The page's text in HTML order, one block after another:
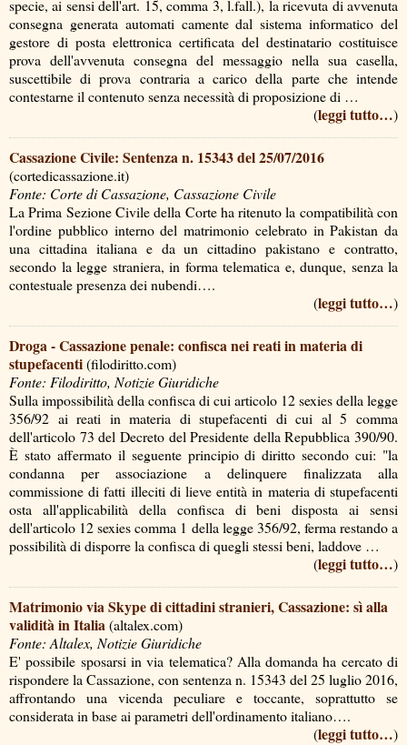
specie, ai sensi dell'art. 15, comma 3, l.fall.), la ricevuta di avvenuta
consegna generata automati camente dal sistema informatico del
gestore di posta elettronica certificata del destinatario costituisce
prova dell'avvenuta consegna del messaggio nella sua casella,
suscettibile di prova contraria a carico della parte che intende
contestarne il contenuto senza necessità di proposizione di …
(leggi tutto…)
Cassazione Civile: Sentenza n. 15343 del 25/07/2016
(cortedicassazione.it)
Fonte: Corte di Cassazione, Cassazione Civile
La Prima Sezione Civile della Corte ha ritenuto la compatibilità con
l'ordine pubblico interno del matrimonio celebrato in Pakistan da
una cittadina italiana e da un cittadino pakistano e contratto,
secondo la legge straniera, in forma telematica e, dunque, senza la
contestuale presenza dei nubendi….
(leggi tutto…)
Droga - Cassazione penale: confisca nei reati in materia di
stupefacenti(filodiritto.com)
Fonte: Filodiritto, Notizie Giuridiche
Sulla impossibilità della confisca di cui articolo 12 sexies della legge
356/92 ai reati in materia di stupefacenti di cui al 5 comma
dell'articolo 73 del Decreto del Presidente della Repubblica 390/90.
È stato affermato il seguente principio di diritto secondo cui: "la
condanna per associazione a delinquere finalizzata alla
commissione di fatti illeciti di lieve entità in materia di stupefacenti
osta all'applicabilità della confisca di beni disposta ai sensi
dell'articolo 12 sexies comma 1 della legge 356/92, ferma restando a
possibilità di disporre la confisca di quegli stessi beni, laddove …
(leggi tutto…)
Matrimonio via Skype di cittadini stranieri, Cassazione: sì alla
validità in Italia(altalex.com)
Fonte: Altalex, Notizie Giuridiche
E' possibile sposarsi in via telematica? Alla domanda ha cercato di
rispondere la Cassazione, con sentenza n. 15343 del 25 luglio 2016,
affrontando una vicenda peculiare e toccante, soprattutto se
considerata in base ai parametri dell'ordinamento italiano….
(leggi tutto…)